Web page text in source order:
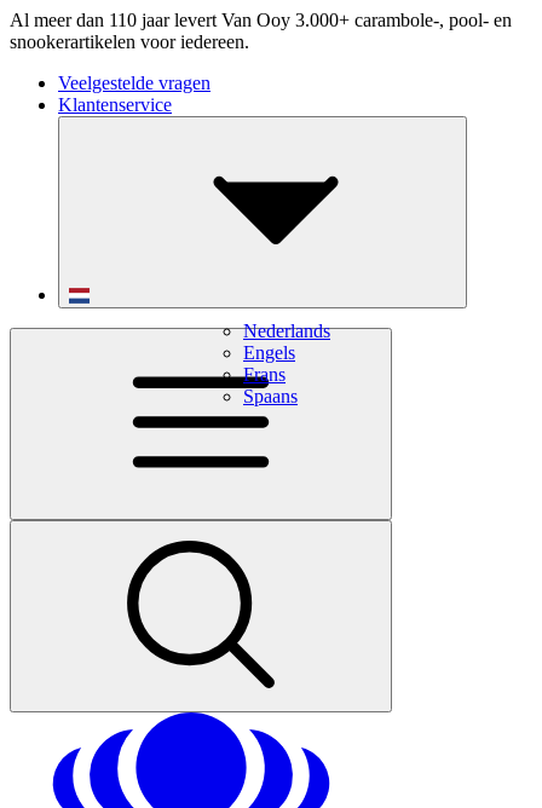
Al meer dan 110 jaar levert Van Ooy 3.000+ carambole-, pool- en
snookerartikelen voor iedereen.
Veelgestelde vragen
Klantenservice
Nederlands
Engels
Frans
Spaans